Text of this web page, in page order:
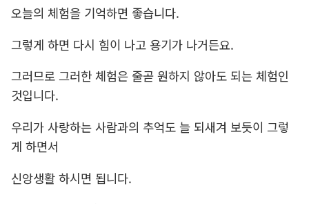
오늘의 체험을 기억하면 좋습니다.
그렇게 하면 다시 힘이 나고 용기가 나거든요.
그러므로 그러한 체험은 줄곧 원하지 않아도 되는 체험인
것입니다.
우리가 사랑하는 사람과의 추억도 늘 되새겨 보듯이 그렇
게 하면서
신앙생활 하시면 됩니다.